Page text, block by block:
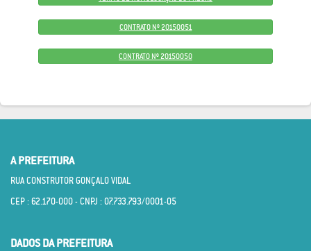
CONTRATO Nº 20150051
CONTRATO Nº 20150050
A PREFEITURA
RUA CONSTRUTOR GONÇALO VIDAL
CEP : 62.170­-000 - CNPJ : 07.733.793/0001­-05
DADOS DA PREFEITURA